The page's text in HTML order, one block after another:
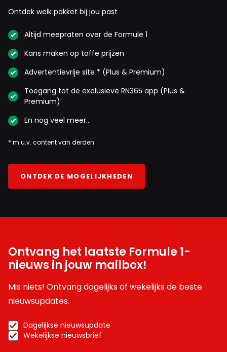
Ontdek welk pakket bij jou past
Altijd meepraten over de Formule 1
Kans maken op toffe prijzen
Advertentievrije site * (Plus & Premium)
Toegang tot de exclusieve RN365 app (Plus &
Premium)
En nog veel meer…
* m.u.v. content van derden
ONTDEK DE MOGELIJKHEDEN
Ontvang het laatste Formule 1-
nieuws in jouw mailbox!
Mis niets! Ontvang dagelijks of wekelijks de beste
nieuwsupdates.
Dagelijkse nieuwsupdate
Wekelijkse nieuwsbrief